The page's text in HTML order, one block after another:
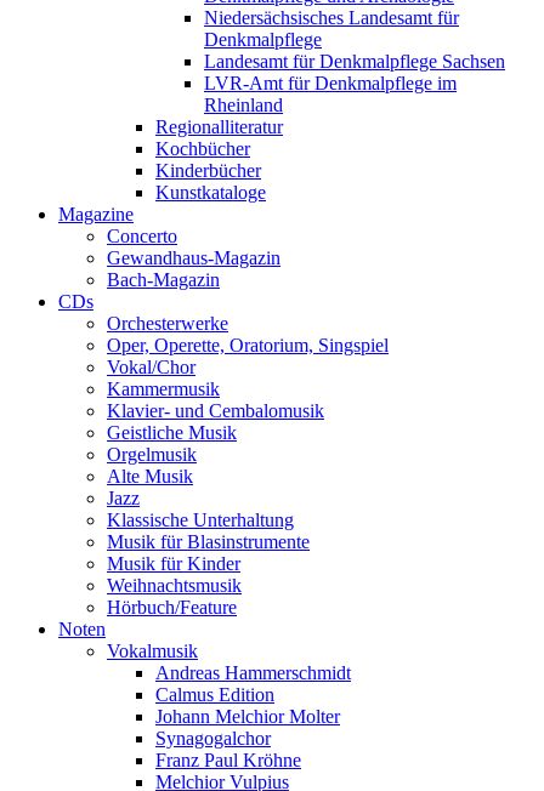
Niedersächsisches Landesamt für
Denkmalpflege
Landesamt für Denkmalpflege Sachsen
LVR-Amt für Denkmalpflege im
Rheinland
Regionalliteratur
Kochbücher
Kinderbücher
Kunstkataloge
Magazine
Concerto
Gewandhaus-Magazin
Bach-Magazin
CDs
Orchesterwerke
Oper, Operette, Oratorium, Singspiel
Vokal/Chor
Kammermusik
Klavier- und Cembalomusik
Geistliche Musik
Orgelmusik
Alte Musik
Jazz
Klassische Unterhaltung
Musik für Blasinstrumente
Musik für Kinder
Weihnachtsmusik
Hörbuch/Feature
Noten
Vokalmusik
Andreas Hammerschmidt
Calmus Edition
Johann Melchior Molter
Synagogalchor
Franz Paul Kröhne
Melchior Vulpius